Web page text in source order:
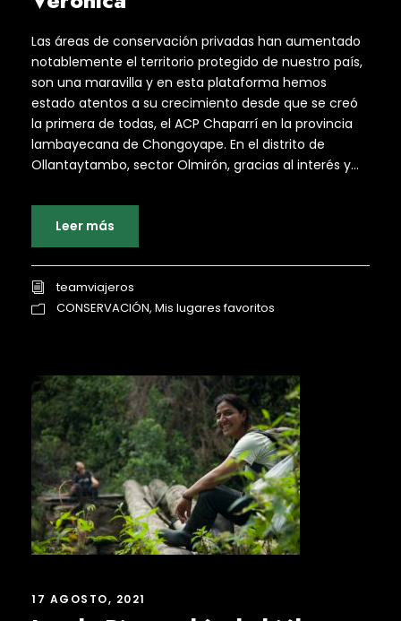
Las áreas de conservación privadas han aumentado
notablemente el territorio protegido de nuestro país,
son una maravilla y en esta plataforma hemos
estado atentos a su crecimiento desde que se creó
la primera de todas, el ACP Chaparrí en la provincia
lambayecana de Chongoyape. En el distrito de
Ollantaytambo, sector Olmirón, gracias al interés y...
Leer más
teamviajeros
CONSERVACIÓN, Mis lugares favoritos
17 AGOSTO, 2021